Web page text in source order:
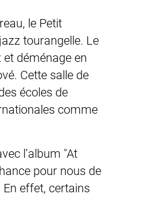
le Petit
tourangelle. Le
déménage en
Cette salle de
écoles de
comme
l’album "At
pour nous de
effet, certains